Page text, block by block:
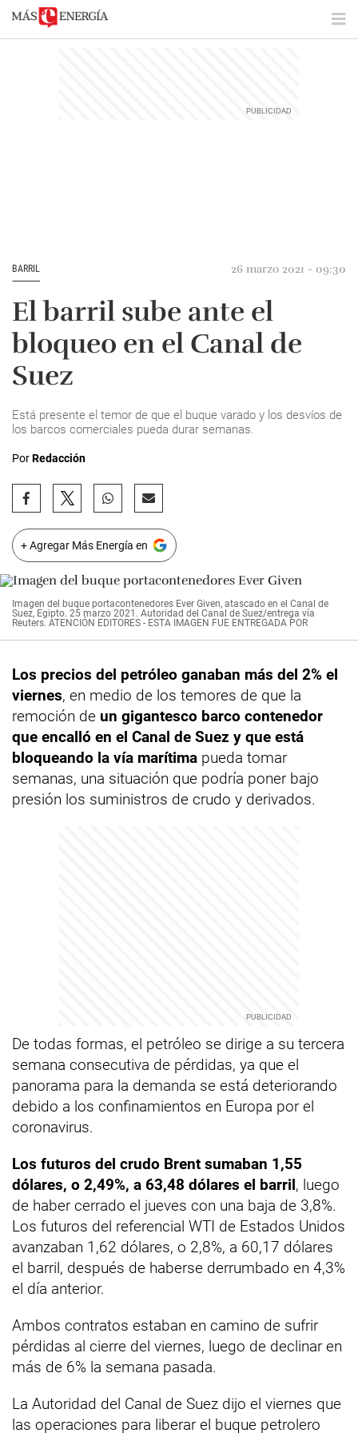
BARRIL 26 marzo 2021 - 09:30
El barril sube ante el
bloqueo en el Canal de
Suez
Está presente el temor de que el buque varado y los desvíos de
los barcos comerciales pueda durar semanas.
PorRedacción
+ Agregar Más Energía en
Imagen del buque portacontenedores Ever Given, atascado en el Canal de
Suez, Egipto. 25 marzo 2021. Autoridad del Canal de Suez/entrega vía
Reuters. ATENCIÓN EDITORES - ESTA IMAGEN FUE ENTREGADA POR
Los precios del petróleo ganaban más del 2% el
viernes, en medio de los temores de que la
remoción de un gigantesco barco contenedor
que encalló en el Canal de Suez y que está
bloqueando la vía marítima pueda tomar
semanas, una situación que podría poner bajo
presión los suministros de crudo y derivados.
De todas formas, el petróleo se dirige a su tercera
semana consecutiva de pérdidas, ya que el
panorama para la demanda se está deteriorando
debido a los confinamientos en Europa por el
coronavirus.
Los futuros del crudo Brent sumaban 1,55
dólares, o 2,49%, a 63,48 dólares el barril, luego
de haber cerrado el jueves con una baja de 3,8%.
Los futuros del referencial WTI de Estados Unidos
avanzaban 1,62 dólares, o 2,8%, a 60,17 dólares
el barril, después de haberse derrumbado en 4,3%
el día anterior.
Ambos contratos estaban en camino de sufrir
pérdidas al cierre del viernes, luego de declinar en
más de 6% la semana pasada.
La Autoridad del Canal de Suez dijo el viernes que
las operaciones para liberar el buque petrolero